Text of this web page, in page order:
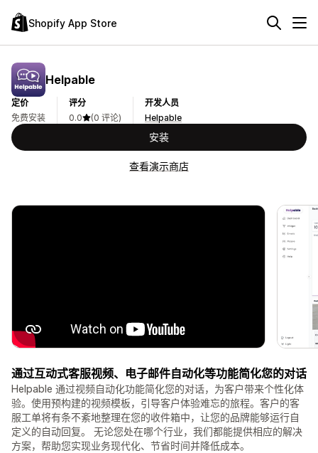
Shopify App Store
Helpable
定价
免费安装
评分
0.0
(0 评论)
开发人员
Helpable
安装
查看演示商店
通过互动式客服视频、电子邮件自动化等功能简化您的对话
Helpable 通过视频自动化功能简化您的对话，为客户带来个性化体
验。使用预构建的视频模板，引导客户体验难忘的旅程。客户的客
服工单将有条不紊地整理在您的收件箱中，让您的品牌能够运行自
定义的自动回复。 无论您处在哪个行业，我们都能提供相应的解决
方案，帮助您实现业务现代化、节省时间并降低成本。